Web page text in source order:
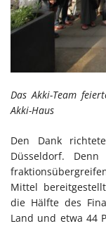
Das Akki-Team
Akki-Haus
Den Dank
Düsseldorf.
Mittel
die Hälfte des
Land und etwa 44